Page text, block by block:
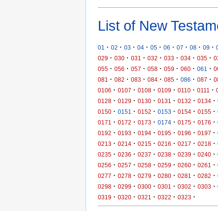
List of New
01 · 02 · 03 · 04 · 05 · 06 · 07 · 08 · 09 ·
029 · 030 · 031 · 032 · 033 · 034 · 035 ·
055 · 056 · 057 · 058 · 059 · 060 · 061 ·
081
· 082 · 083 · 084 · 085 · 086 · 087 ·
0106 · 0107 · 0108 · 0109 · 0110 · 0111 ·
0128 · 0129 · 0130 · 0131 · 0132 · 0134 ·
0150 · 0151 · 0152 · 0153 · 0154 · 0155 ·
0171
· 0172 · 0173 · 0174 · 0175 · 0176 ·
0192 · 0193 · 0194 · 0195 · 0196 · 0197 ·
0213 · 0214 · 0215 · 0216 · 0217 · 0218 ·
0235 · 0236 · 0237 · 0238 · 0239 · 0240 ·
0256 · 0257 · 0258 · 0259 · 0260 · 0261 ·
0277 · 0278 · 0279 · 0280 · 0281 · 0282 ·
0298 · 0299 · 0300 · 0301 · 0302 · 0303 ·
0319 · 0320 · 0321 · 0322 · 0323 ·